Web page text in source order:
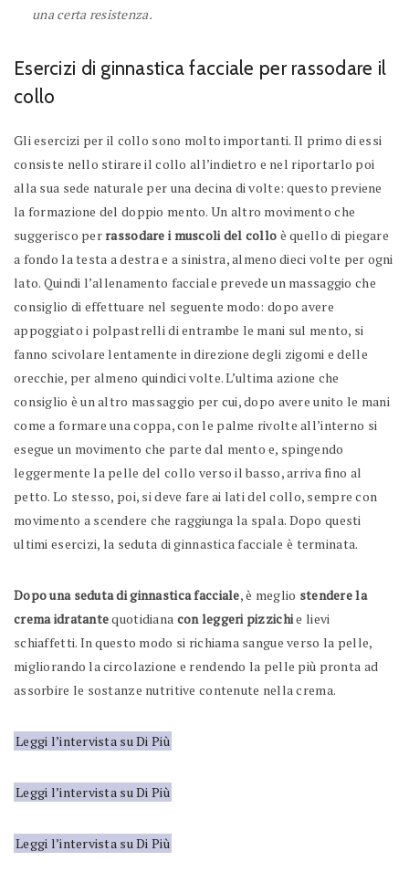
una certa resistenza.
Esercizi di ginnastica facciale per rassodare il
collo
Gli esercizi per il collo sono molto importanti. Il primo di essi
consiste nello stirare il collo all’indietro e nel riportarlo poi
alla sua sede naturale per una decina di volte: questo previene
la formazione del doppio mento. Un altro movimento che
suggerisco perrassodare i muscoli del collo è quello di piegare
a fondo la testa a destra e a sinistra, almeno dieci volte per ogni
lato. Quindi l’allenamento facciale prevede un massaggio che
consiglio di effettuare nel seguente modo: dopo avere
appoggiato i polpastrelli di entrambe le mani sul mento, si
fanno scivolare lentamente in direzione degli zigomi e delle
orecchie, per almeno quindici volte. L’ultima azione che
consiglio è un altro massaggio per cui, dopo avere unito le mani
come a formare una coppa, con le palme rivolte all’interno si
esegue un movimento che parte dal mento e, spingendo
leggermente la pelle del collo verso il basso, arriva fino al
petto. Lo stesso, poi, si deve fare ai lati del collo, sempre con
movimento a scendere che raggiunga la spala. Dopo questi
ultimi esercizi, la seduta di ginnastica facciale è terminata.
Dopo una seduta di ginnastica facciale, è meglio stendere la
crema idratantequotidiana con leggeri pizzichie lievi
schiaffetti. In questo modo si richiama sangue verso la pelle,
migliorando la circolazione e rendendo la pelle più pronta ad
assorbire le sostanze nutritive contenute nella crema.
Leggi l’intervista su Di Più
Leggi l’intervista su Di Più
Leggi l’intervista su Di Più